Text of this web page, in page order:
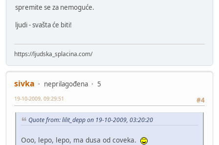
spremite se za nemoguće.
ljudi - svašta će biti!
https://ljudska_splacina.com/
sivka neprilagođena
5
#4
19-10-2009, 09:29:51
Quote from: lilit_depp on 19-10-2009, 03:20:20
Ooo, lepo, lepo, ma dusa od coveka.